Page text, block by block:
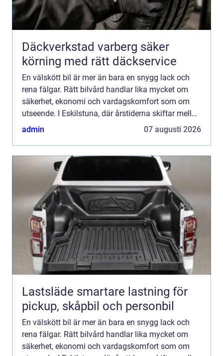
Däckverkstad varberg säker
körning med rätt däckservice
En välskött bil är mer än bara en snygg lack och
rena fälgar. Rätt bilvård handlar lika mycket om
säkerhet, ekonomi och vardagskomfort som om
utseende. I Eskilstuna, där årstiderna skiftar mellan
vägsalt, slask och dammiga somrar, behöver bilen
admin 07 augusti 2026
Lastsläde smartare lastning för
pickup, skåpbil och personbil
En välskött bil är mer än bara en snygg lack och
rena fälgar. Rätt bilvård handlar lika mycket om
säkerhet, ekonomi och vardagskomfort som om